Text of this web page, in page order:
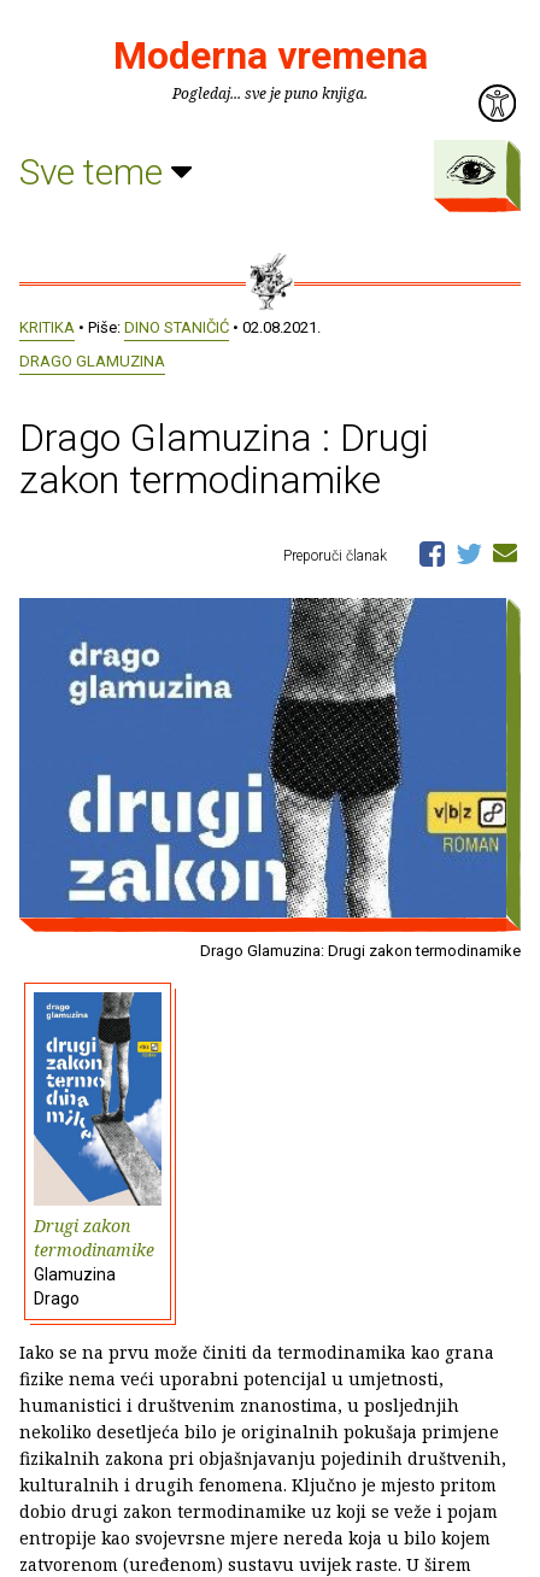
Moderna vremena
Pogledaj... sve je puno knjiga.
Sve teme
KRITIKA • Piše: DINO STANIČIĆ • 02.08.2021.
DRAGO GLAMUZINA
Drago Glamuzina : Drugi
zakon termodinamike
Preporuči članak
Drago Glamuzina: Drugi zakon termodinamike
Drugi zakon
termodinamike
Glamuzina
Drago
Iako se na prvu može činiti da termodinamika kao grana
fizike nema veći uporabni potencijal u umjetnosti,
humanistici i društvenim znanostima, u posljednjih
nekoliko desetljeća bilo je originalnih pokušaja primjene
fizikalnih zakona pri objašnjavanju pojedinih društvenih,
kulturalnih i drugih fenomena. Ključno je mjesto pritom
dobio drugi zakon termodinamike uz koji se veže i pojam
entropije kao svojevrsne mjere nereda koja u bilo kojem
zatvorenom (uređenom) sustavu uvijek raste. U širem